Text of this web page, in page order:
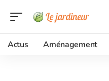
Actus Aménagement